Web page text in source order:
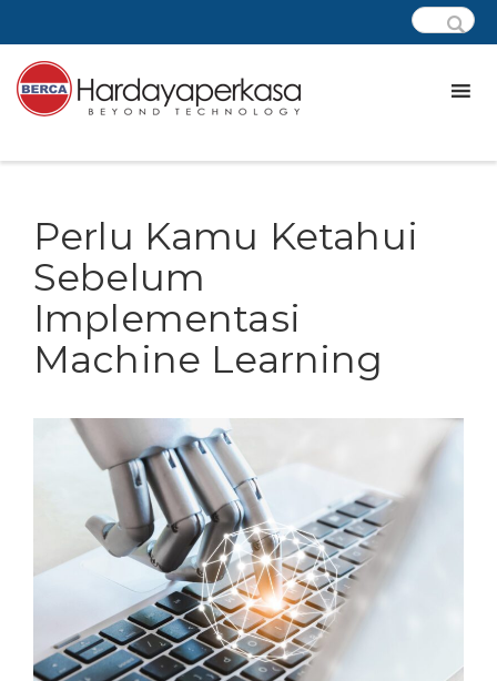
Perlu Kamu Ketahui
Sebelum
Implementasi
Machine Learning